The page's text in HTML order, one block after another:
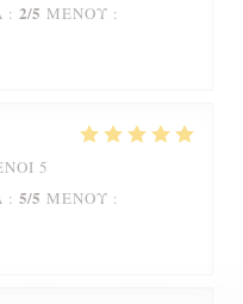
: 2/5 ΜΕΝΟΎ :
5
: 5/5 ΜΕΝΟΎ :